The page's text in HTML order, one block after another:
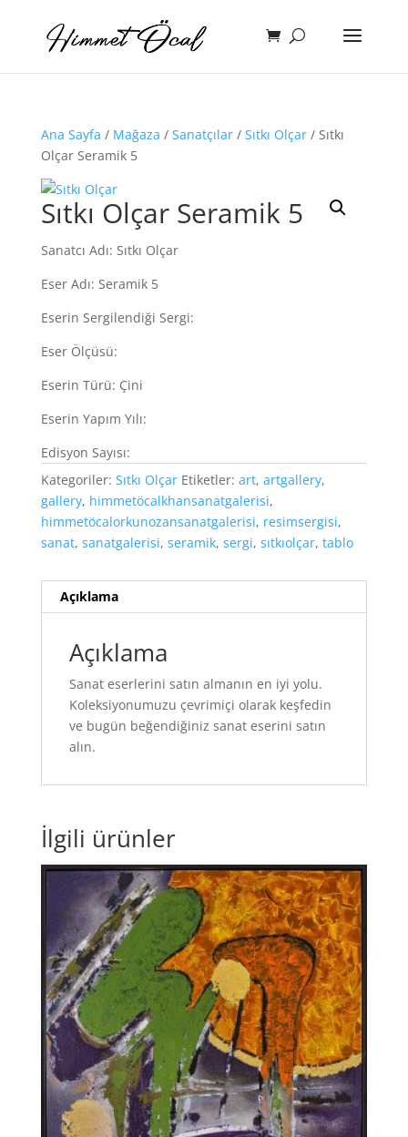
Ana Sayfa / Mağaza / Sanatçılar/ Sıtkı Olçar/ Sıtkı
Olçar Seramik 5
Sıtkı Olçar Seramik 5
Sanatcı Adı: Sıtkı Olçar
Eser Adı: Seramik 5
Eserin Sergilendiği Sergi:
Eser Ölçüsü:
Eserin Türü: Çini
Eserin Yapım Yılı:
Edisyon Sayısı:
Kategoriler: Sıtkı Olçar Etiketler: art, artgallery,
gallery, himmetöcalkhansanatgalerisi,
himmetöcalorkunozansanatgalerisi, resimsergisi,
sanat, sanatgalerisi, seramik, sergi, sıtkıolçar, tablo
Açıklama
Açıklama
Sanat eserlerini satın almanın en iyi yolu.
Koleksiyonumuzu çevrimiçi olarak keşfedin
ve bugün beğendiğiniz sanat eserini satın
alın.
İlgili ürünler